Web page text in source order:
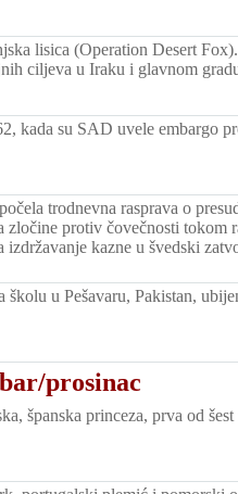
lisica (Operation Desert
ciljeva u Iraku i glavnom
kada su SAD uvele embargo
trodnevna rasprava o
protiv čovečnosti tokom
izdržavanje kazne u švedski
školu u Pešavaru, Pakistan,
prosinac
španska princeza, prva od